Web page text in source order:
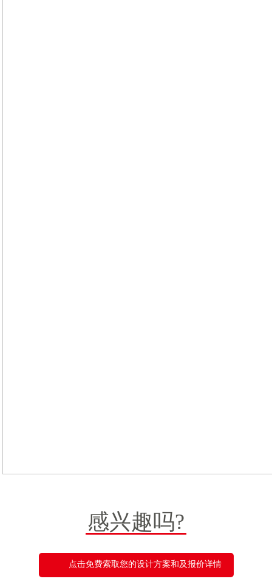
感兴趣吗?
点击免费索取您的设计方案和及报价详情